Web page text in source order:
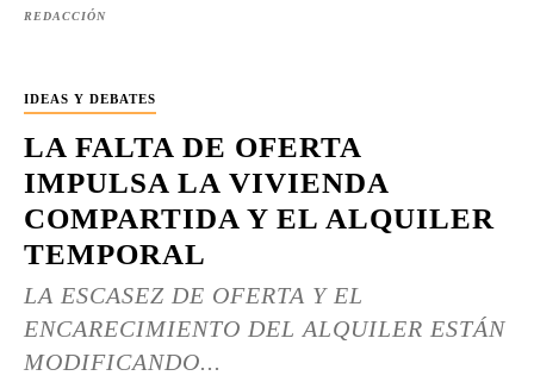
REDACCIÓN
IDEAS Y DEBATES
LA FALTA DE OFERTA
IMPULSA LA VIVIENDA
COMPARTIDA Y EL ALQUILER
TEMPORAL
LA ESCASEZ DE OFERTA Y EL
ENCARECIMIENTO DEL ALQUILER ESTÁN
MODIFICANDO...